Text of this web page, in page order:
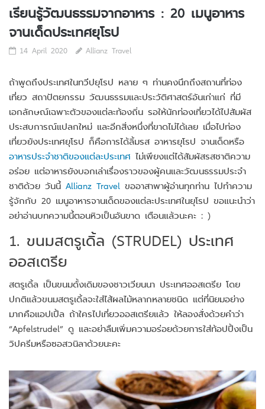
เรียนรู้วัฒนธรรมจากอาหาร : 20 เมนูอาหาร
จานเด็ดประเทศยุโรป
14 April 2020 Allianz Travel
ถ้าพูดถึงประเทศในทวีปยุโรป หลาย ๆ ท่านคงนึกถึงสถานที่ท่อง
เที่ยว สถาปัตยกรรม วัฒนธรรมและประวัติศาสตร์อันเก่าแก่ ที่มี
เอกลักษณ์เฉพาะตัวของแต่ละท้องถิ่น รอให้นักท่องเที่ยวได้ไปสัมผัส
ประสบการณ์แปลกใหม่ และอีกสิ่งหนึ่งที่ขาดไม่ได้เลย เมื่อไปท่อง
เที่ยวยังประเทศยุโรป ก็คือการได้ลิ้มรส อาหารยุโรป จานเด็ดหรือ
อาหารประจำชาติของแต่ละประเทศ ไม่เพียงแต่ได้สัมผัสรสชาติความ
อร่อย แต่อาหารยังบอกเล่าเรื่องราวของผู้คนและวัฒนธรรมประจำ
ชาติด้วย วันนี้ Allianz Travel ขออาสาพาผู้อ่านทุกท่าน ไปทำความ
รู้จักกับ 20 เมนูอาหารจานเด็ดของแต่ละประเทศในยุโรป ขอแนะนำว่า
อย่าอ่านบทความนี้ตอนหิวเป็นอันขาด เตือนแล้วนะคะ : )
1. ขนมสตรูเดิ้ล (STRUDEL) ประเทศ
ออสเตรีย
สตรูเดิ้ล เป็นขนมดั้งเดิมของชาวเวียนนา ประเทศออสเตรีย โดย
ปกติแล้วขนมสตรูเดิ้ลจะใส่ไส้ผลไม้หลากหลายชนิด แต่ที่นิยมอย่าง
มากคือแอปเปิ้ล ถ้าใครไปเที่ยวออสเตรียแล้ว ให้ลองสั่งด้วยคำว่า
“Apfelstrudel” ดู และอย่าลืมเพิ่มความอร่อยด้วยการใส่ท้อปปิ้งเป็น
วิปครีมหรือซอสวนิลาด้วยนะคะ